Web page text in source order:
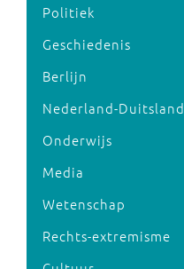
Politiek
Geschiedenis
Berlijn
Nederland-Duitsland
Onderwijs
Media
Wetenschap
Rechts-extremisme